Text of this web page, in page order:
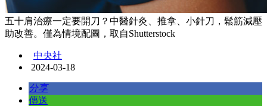
五十肩治療一定要開刀？中醫針灸、推拿、小針刀，鬆筋減壓
助改善。僅為情境配圖，取自Shutterstock
中央社
2024-03-18
分享
傳送